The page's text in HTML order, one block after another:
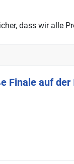
dass wir alle
Finale auf